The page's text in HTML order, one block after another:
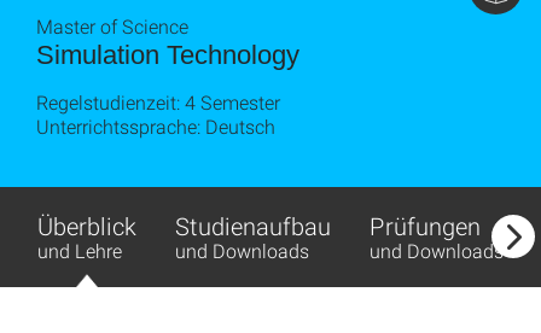
Simulation Technology
Master of Science
Regelstudienzeit: 4 Semester
Unterrichtssprache: Deutsch
Überblick
und Lehre
Studienaufbau
und Downloads
Prüfungen
und Downloads